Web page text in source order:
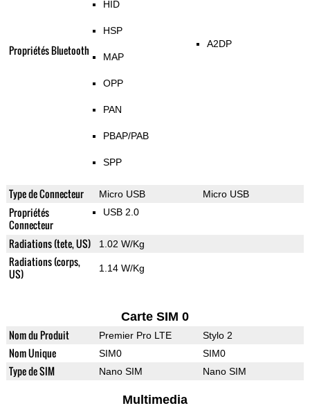
Propriétés Bluetooth
HID
HSP
MAP
OPP
PAN
PBAP/PAB
SPP
A2DP
Type de Connecteur Micro USB Micro USB
Propriétés
Connecteur
USB 2.0
Radiations (tete, US) 1.02 W/Kg
Radiations (corps,
US)
1.14 W/Kg
Carte SIM 0
Nom du Produit Premier Pro LTE Stylo 2
Nom Unique SIM0 SIM0
Type de SIM Nano SIM Nano SIM
Multimedia